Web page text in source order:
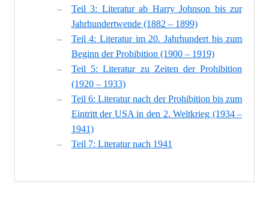
Teil 3: Literatur ab Harry Johnson bis zur
Jahrhundertwende (1882 – 1899)
Teil 4: Literatur im 20. Jahrhundert bis zum
Beginn der Prohibition (1900 – 1919)
Teil 5: Literatur zu Zeiten der Prohibition
(1920 – 1933)
Teil 6: Literatur nach der Prohibition bis zum
Eintritt der USA in den 2. Weltkrieg (1934 –
1941)
Teil 7: Literatur nach 1941